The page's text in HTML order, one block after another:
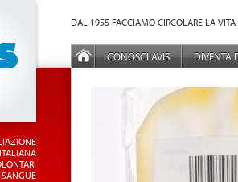
ITALIANA
SANGUE
DAL 1955 FACCIAMO CIRCOLARE LA
MENÙ PRINCIPALE
CONOSCI AVIS DIVENTA